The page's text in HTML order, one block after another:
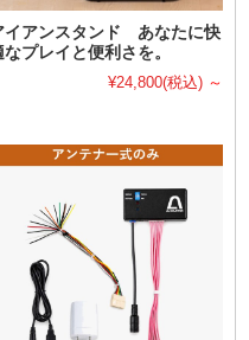
イアンスタンド あなたに快
なプレイと便利さを。
¥24,800(税込) ～